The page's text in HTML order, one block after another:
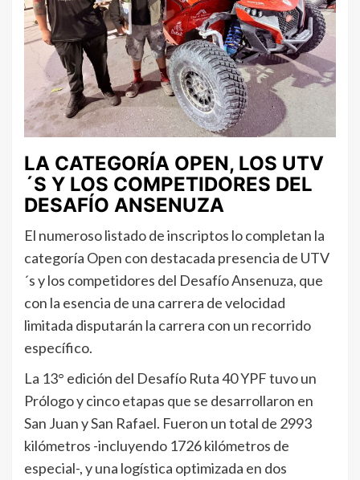
LA CATEGORÍA OPEN, LOS UTV
´S Y LOS COMPETIDORES DEL
DESAFÍO ANSENUZA
El numeroso listado de inscriptos lo completan la
categoría Open con destacada presencia de UTV
´s y los competidores del Desafío Ansenuza, que
con la esencia de una carrera de velocidad
limitada disputarán la carrera con un recorrido
específico.
La 13° edición del Desafío Ruta 40 YPF tuvo un
Prólogo y cinco etapas que se desarrollaron en
San Juan y San Rafael. Fueron un total de 2993
kilómetros -incluyendo 1726 kilómetros de
especial-, y una logística optimizada en dos